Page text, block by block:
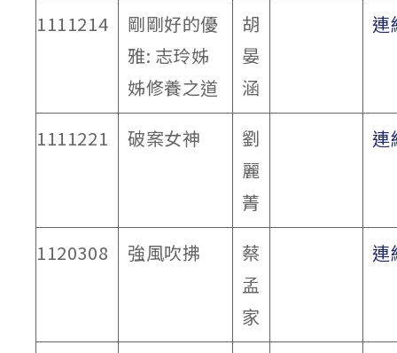
1111214
剛剛好的優
雅: 志玲姊
姊修養之道
胡
晏
涵
連
1111221 破案女神
劉
麗
菁
連
1120308 強風吹拂
蔡
孟
家
連